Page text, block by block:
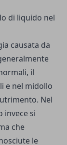
di liquido nel
causata da
il
e nel midollo
Nel
invece si
che
le